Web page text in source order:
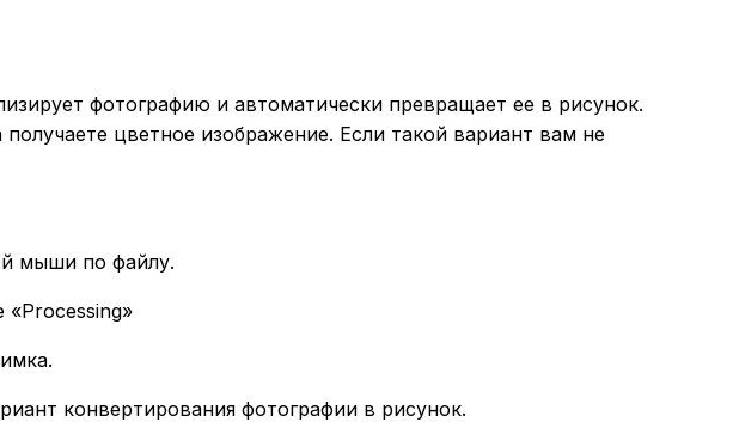
фотографию и автоматически превращает ее в рисунок.
цветное изображение. Если такой вариант вам не
мыши по файлу.
«Processing»
конвертирования фотографии в рисунок.